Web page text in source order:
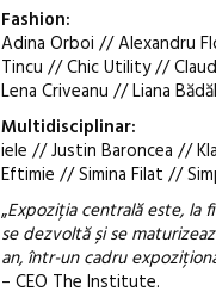
Fashion:
Adina Orboi // Alexandru
Tincu // Chic Utility //
Lena Criveanu // Liana
Multidisciplinar:
iele // Justin Baroncea //
Eftimie // Simina Filat //
„Expoziția centrală este, la
se dezvoltă și se
an, într-un cadru
– CEO The Institute.